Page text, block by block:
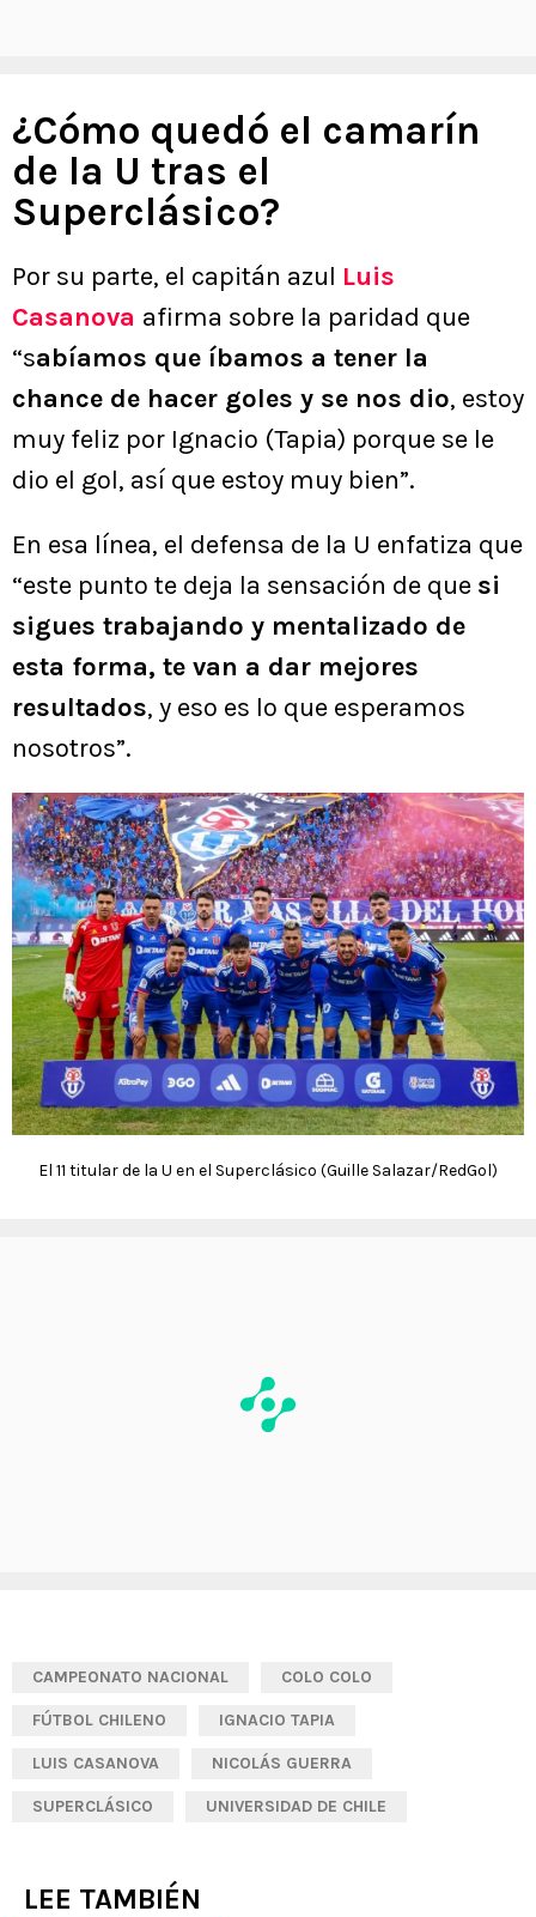
¿Cómo quedó el camarín
de la U tras el
Superclásico?
Por su parte, el capitán azul Luis
Casanova afirma sobre la paridad que
“sabíamos que íbamos a tener la
chance de hacer goles y se nos dio, estoy
muy feliz por Ignacio (Tapia) porque se le
dio el gol, así que estoy muy bien”.
En esa línea, el defensa de la U enfatiza que
“este punto te deja la sensación de que si
sigues trabajando y mentalizado de
esta forma, te van a dar mejores
resultados, y eso es lo que esperamos
nosotros”.
El 11 titular de la U en el Superclásico (Guille Salazar/RedGol)
CAMPEONATO NACIONAL COLO COLO
FÚTBOL CHILENO IGNACIO TAPIA
LUIS CASANOVA NICOLÁS GUERRA
SUPERCLÁSICO UNIVERSIDAD DE CHILE
LEE TAMBIÉN